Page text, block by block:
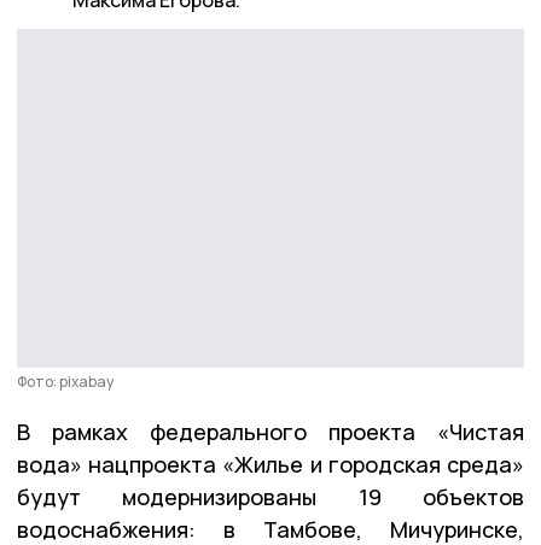
Фото: рixabay
В рамках федерального проекта «Чистая
вода» нацпроекта «Жилье и городская среда»
будут модернизированы 19 объектов
водоснабжения: в Тамбове, Мичуринске,